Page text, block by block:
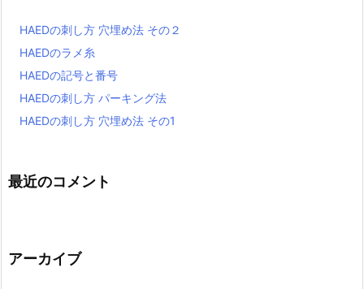
HAEDの刺し方 穴埋め法 その２
HAEDのラメ糸
HAEDの記号と番号
HAEDの刺し方 パーキング法
HAEDの刺し方 穴埋め法 その1
最近のコメント
アーカイブ